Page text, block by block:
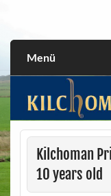
Menü
Kilchoman
10 years old